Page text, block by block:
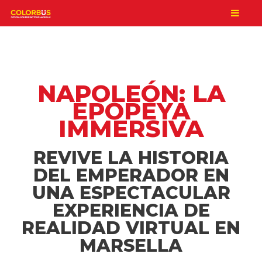
NAPOLEÓN: LA
EPOPEYA
IMMERSIVA
REVIVE LA HISTORIA
DEL EMPERADOR EN
UNA ESPECTACULAR
EXPERIENCIA DE
REALIDAD VIRTUAL EN
MARSELLA